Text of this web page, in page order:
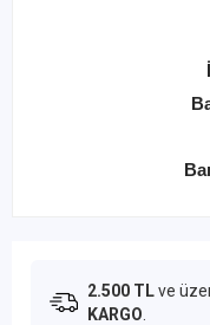
2.500 TLve
KARGO